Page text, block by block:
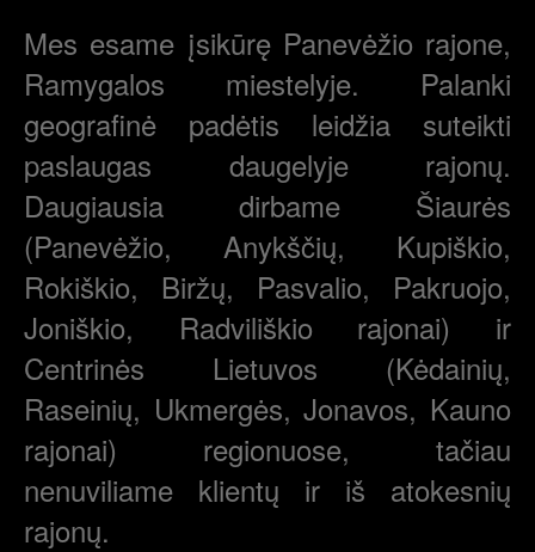
Mes esame įsikūrę Panevėžio rajone,
Ramygalos miestelyje. Palanki
geografinė padėtis leidžia suteikti
paslaugas daugelyje rajonų.
Daugiausia dirbame Šiaurės
(Panevėžio, Anykščių, Kupiškio,
Rokiškio, Biržų, Pasvalio, Pakruojo,
Joniškio, Radviliškio rajonai) ir
Centrinės Lietuvos (Kėdainių,
Raseinių, Ukmergės, Jonavos, Kauno
rajonai) regionuose, tačiau
nenuviliame klientų ir iš atokesnių
rajonų.